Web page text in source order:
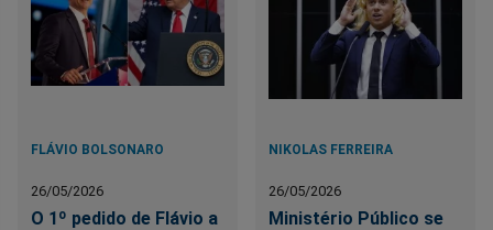
FLÁVIO BOLSONARO
26/05/2026
O 1º pedido de Flávio a
NIKOLAS FERREIRA
26/05/2026
Ministério Público se